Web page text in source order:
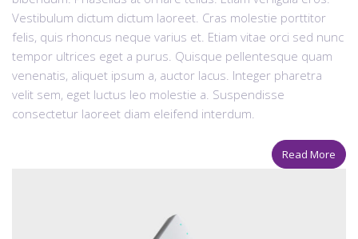
Vestibulum dictum dictum laoreet. Cras molestie porttitor
felis, quis rhoncus neque varius et. Etiam vitae orci sed nunc
tempor ultrices eget a purus. Quisque pellentesque quam
venenatis, aliquet ipsum a, auctor lacus. Integer pharetra
velit sem, eget luctus leo molestie a. Suspendisse
consectetur laoreet diam eleifend interdum.
Read More